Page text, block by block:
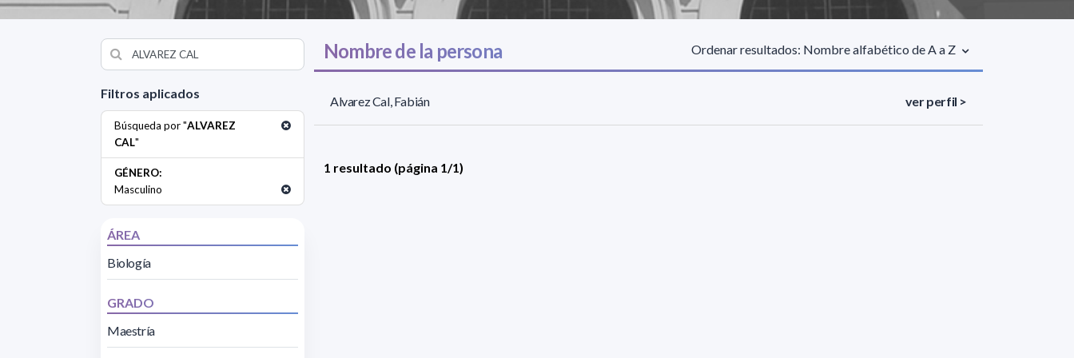
Filtros aplicados
Búsqueda por "ALVAREZ
CAL"
GÉNERO:
Masculino
ÁREA
Biología
GRADO
Maestría
Nombre de la persona Ordenar resultados: Nombre alfabético de A a Z
Alvarez Cal, Fabián ver perfil >
1 resultado (página 1/1)